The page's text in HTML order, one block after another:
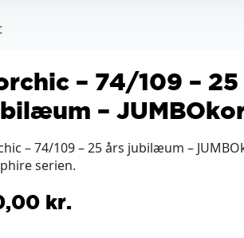
– 74/109 – 25
–
– 74/109 – 25 års jubilæum –
serien.
kr.